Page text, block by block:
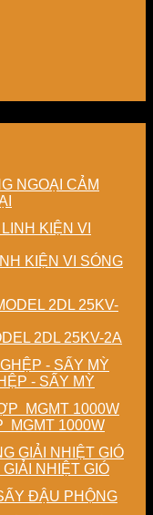
CẢM
KIỆN VI SÓNG
2DL 25KV-2A
- SẤY MỲ
MGMT 1000W
NHIỆT GIÓ
ĐẬU PHỘNG